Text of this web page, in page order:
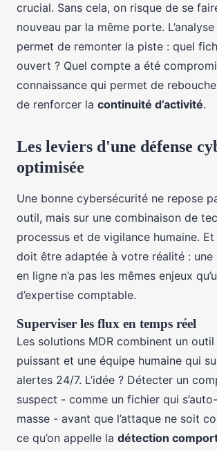
crucial. Sans cela, on risque de se
nouveau par la même porte.
permet de remonter la piste : quel
ouvert ? Quel compte a été
connaissance qui permet de
de renforcer la continuité d’activité.
Les leviers d'une défense
optimisée
Une bonne cybersécurité ne repose
outil, mais sur une combinaison de
processus et de vigilance humaine.
doit être adaptée à votre réalité : une
en ligne n’a pas les mêmes enjeux
d’expertise comptable.
Superviser les flux en temps réel
Les solutions MDR combinent un
puissant et une équipe humaine qui
alertes 24/7. L’idée ? Détecter un
suspect - comme un fichier qui
masse - avant que l’attaque ne soit
ce qu’on appelle la détection